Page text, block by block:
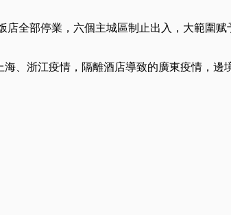
全部停業，六個主城區制止出入，大範圍赋
、浙江疫情，隔離酒店導致的廣東疫情，